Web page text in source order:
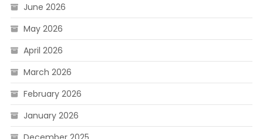
June 2026
May 2026
April 2026
March 2026
February 2026
January 2026